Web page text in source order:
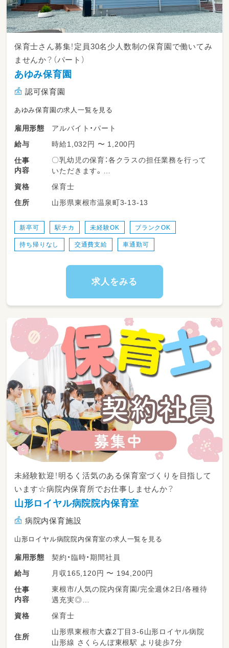
保育士さん募集！定員30名少人数制の保育園で働いてみ
ませんか？（パート）
あゆみ保育園
認可保育園
あゆみ保育園の求人一覧を見る
雇用形態
アルバイト・パート
給与
時給1,032円 〜 1,200円
仕事
内容
〇乳幼児の保育：各クラスの担任業務を行って
いただきます。
【職場情報】
・定員：30名
ブランクのある方や経験面に不安がある方も、
先輩スタッフが丁寧に指導いたしますので、ご
一人ひとりと向き合い、家庭的な環境できめ細
やかな保育を実践しています。
るあたたかい保育を行っていきましょう！
ご興味ある方はお気軽にお問い合わせ下さい♪
資格
保育士
住所
山形県東根市温泉町3-13-13
新卒可 駅チカ 未経験OK ブランクOK
持ち帰りなし 交通費支給 車通勤可
求人をみる
未経験歓迎！明るく活気のある保育室づくりを目指して
います☆病院内保育所でお仕事しませんか？
山形ロイヤル病院院内保育室
病院内保育施設
山形ロイヤル病院院内保育室の求人一覧を見る
雇用形態
契約・臨時・期間社員
給与
月収165,120円 〜 194,200円
仕事
内容
東根市/人気の院内保育園/完全週休2日/各種待
遇充実◎
■完全週休2日のシフト制で働きやすい職場で
す。育児休業の取得実績があります。
■社会保険・各種手当完備◎安心して長く勤めて
資格 保育士
住所
山形県東根市大森2丁目3-6山形ロイヤル病院
山形線 さくらんぼ東根駅 より徒歩7分